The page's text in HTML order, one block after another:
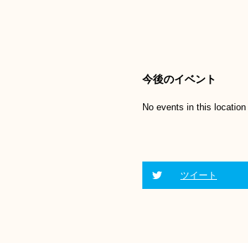
今後のイベント
No events in this location
ツイート